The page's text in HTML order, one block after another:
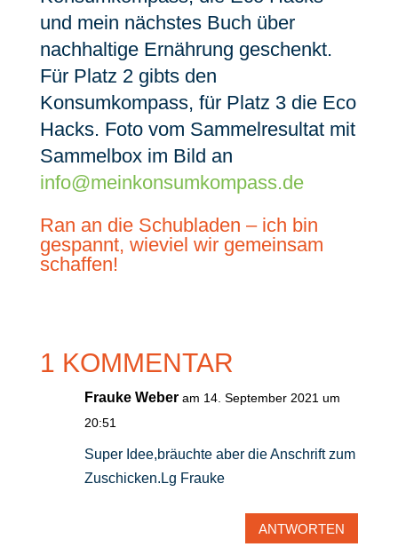
und mein nächstes Buch über
nachhaltige Ernährung geschenkt.
Für Platz 2 gibts den
Konsumkompass, für Platz 3 die Eco
Hacks. Foto vom Sammelresultat mit
Sammelbox im Bild an
info@meinkonsumkompass.de
Ran an die Schubladen – ich bin
gespannt, wieviel wir gemeinsam
schaffen!
1 KOMMENTAR
Frauke Weber am 14. September 2021 um
20:51
Super Idee,bräuchte aber die Anschrift zum
Zuschicken.Lg Frauke
ANTWORTEN